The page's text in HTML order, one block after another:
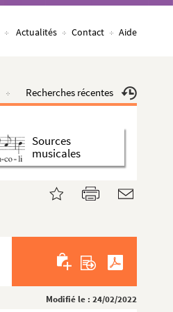
Actualités Contact Aide
Recherches récentes
Sources
musicales
Modifié le : 24/02/2022